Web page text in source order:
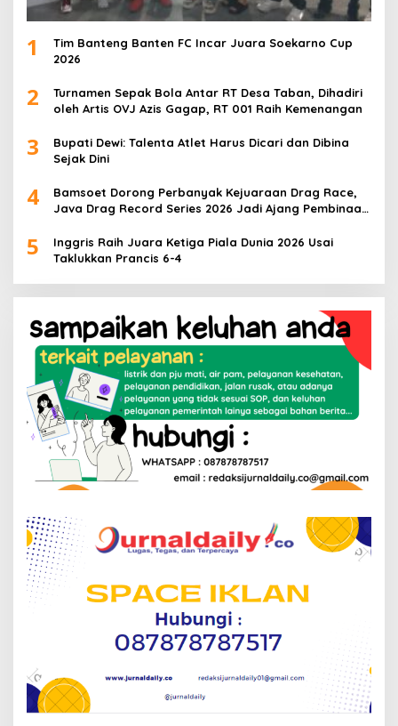
1
Tim Banteng Banten FC Incar Juara Soekarno Cup
2026
2
Turnamen Sepak Bola Antar RT Desa Taban, Dihadiri
oleh Artis OVJ Azis Gagap, RT 001 Raih Kemenangan
3
Bupati Dewi: Talenta Atlet Harus Dicari dan Dibina
Sejak Dini
4
Bamsoet Dorong Perbanyak Kejuaraan Drag Race,
Java Drag Record Series 2026 Jadi Ajang Pembinaan
5
Inggris Raih Juara Ketiga Piala Dunia 2026 Usai
Taklukkan Prancis 6-4